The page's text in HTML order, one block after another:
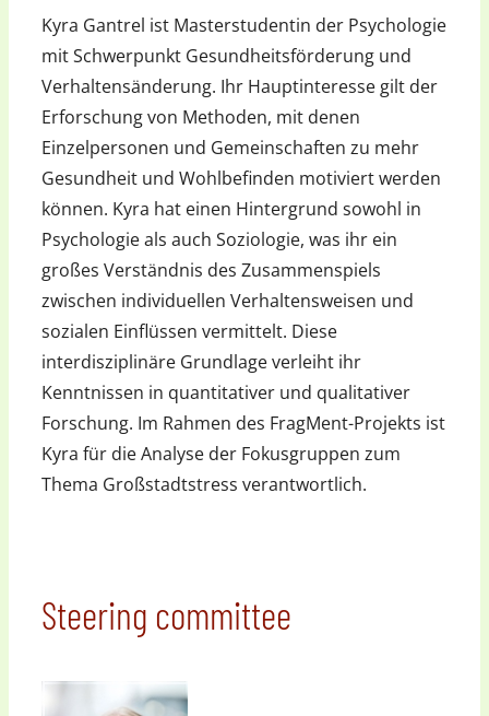
Kyra Gantrel ist Masterstudentin der Psychologie
mit Schwerpunkt Gesundheitsförderung und
Verhaltensänderung. Ihr Hauptinteresse gilt der
Erforschung von Methoden, mit denen
Einzelpersonen und Gemeinschaften zu mehr
Gesundheit und Wohlbefinden motiviert werden
können. Kyra hat einen Hintergrund sowohl in
Psychologie als auch Soziologie, was ihr ein
großes Verständnis des Zusammenspiels
zwischen individuellen Verhaltensweisen und
sozialen Einflüssen vermittelt. Diese
interdisziplinäre Grundlage verleiht ihr
Kenntnissen in quantitativer und qualitativer
Forschung. Im Rahmen des FragMent-Projekts ist
Kyra für die Analyse der Fokusgruppen zum
Thema Großstadtstress verantwortlich.
Steering committee